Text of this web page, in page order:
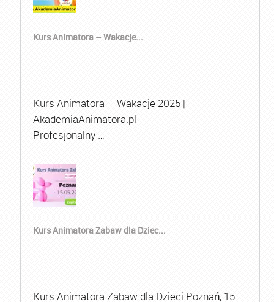
Kurs Animatora – Wakacje...
Kurs Animatora – Wakacje 2025 |
AkademiaAnimatora.pl
Profesjonalny …
Kurs Animatora Zabaw dla Dziec...
Kurs Animatora Zabaw dla Dzieci Poznań, 15 …